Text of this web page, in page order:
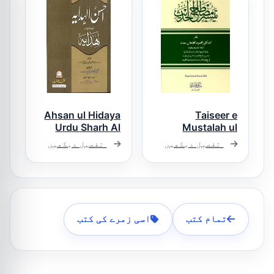
Taiseer e
Mustalah ul
Hadith تیسیر
مصطلح الحدیث
تفصیل دیکھیں
Ahsan ul Hidaya
Urdu Sharh Al
Hidaya Vol 3,4
احسن الھدایۃ
اردو شرح ھدایۃ
تفصیل دیکھیں
تمام کتب اسی زمرے کی کتب